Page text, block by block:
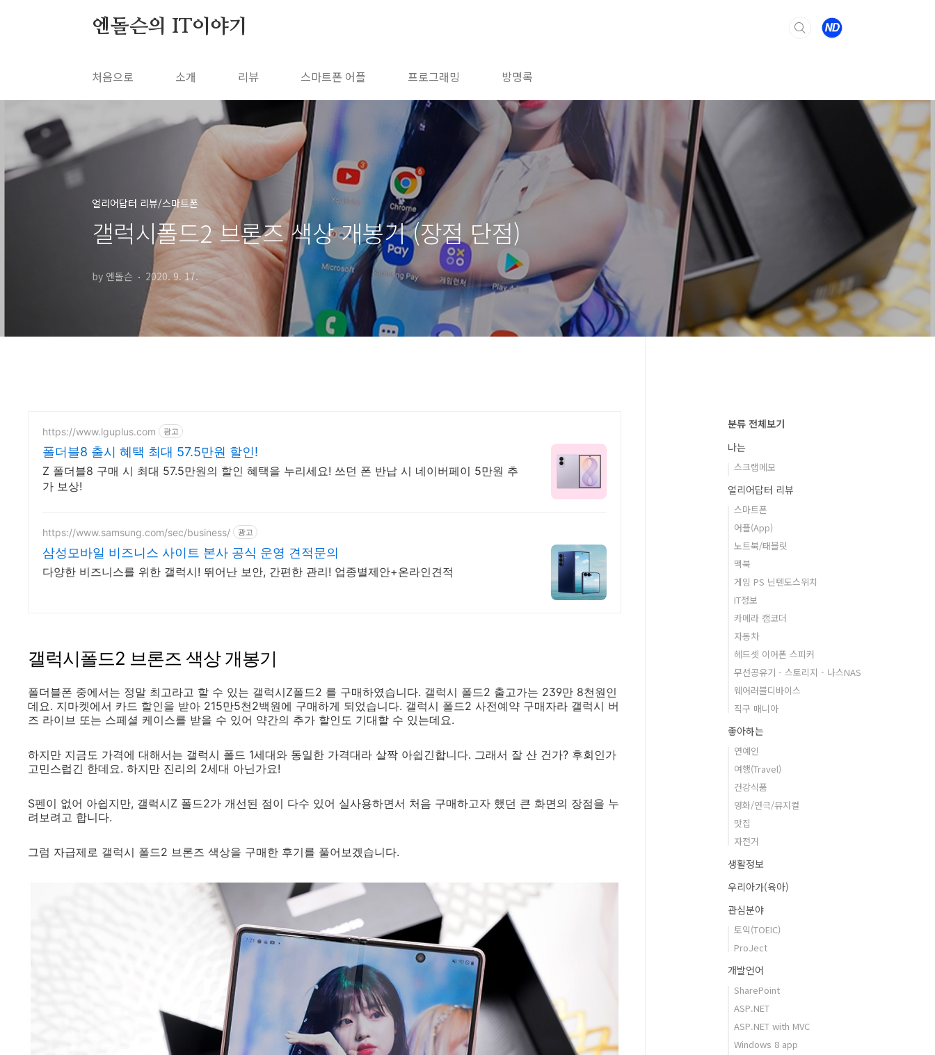
엔돌슨의 IT이야기
처음으로 소개 리뷰 스마트폰 어플 프로그래밍 방명록
얼리어답터 리뷰/스마트폰
갤럭시폴드2 브론즈 색상 개봉기 (장점 단점)
by 엔돌슨 2020. 9. 17.
https://www.lguplus.com 광고
폴더블8 출시 혜택 최대 57.5만원 할인!
Z 폴더블8 구매 시 최대 57.5만원의 할인 혜택을 누리세요! 쓰던 폰 반납 시 네이버페이 5만원 추
가 보상!
https://www.samsung.com/sec/business/ 광고
삼성모바일 비즈니스 사이트 본사 공식 운영 견적문의
다양한 비즈니스를 위한 갤럭시! 뛰어난 보안, 간편한 관리! 업종별제안+온라인견적
갤럭시폴드2 브론즈 색상 개봉기
폴더블폰 중에서는 정말 최고라고 할 수 있는 갤럭시Z폴드2 를 구매하였습니다. 갤럭시 폴드2 출고가는 239만 8천원인
데요. 지마켓에서 카드 할인을 받아 215만5천2백원에 구매하게 되었습니다. 갤럭시 폴드2 사전예약 구매자라 갤럭시 버
즈 라이브 또는 스페셜 케이스를 받을 수 있어 약간의 추가 할인도 기대할 수 있는데요.
하지만 지금도 가격에 대해서는 갤럭시 폴드 1세대와 동일한 가격대라 살짝 아쉽긴합니다. 그래서 잘 산 건가? 후회인가
고민스럽긴 한데요. 하지만 진리의 2세대 아닌가요!
S펜이 없어 아쉽지만, 갤럭시Z 폴드2가 개선된 점이 다수 있어 실사용하면서 처음 구매하고자 했던 큰 화면의 장점을 누
려보려고 합니다.
그럼 자급제로 갤럭시 폴드2 브론즈 색상을 구매한 후기를 풀어보겠습니다.
분류 전체보기
나는
스크랩메모
얼리어답터 리뷰
스마트폰
어플(App)
노트북/태블릿
맥북
게임 PS 닌텐도스위치
IT정보
카메라 캠코더
자동차
헤드셋 이어폰 스피커
무선공유기 - 스토리지 - 나스NAS
웨어러블디바이스
직구 매니아
좋아하는
연예인
여행(Travel)
건강식품
영화/연극/뮤지컬
맛집
자전거
생활정보
우리아가(육아)
관심분야
토익(TOEIC)
ProJect
개발언어
SharePoint
ASP.NET
ASP.NET with MVC
Windows 8 app